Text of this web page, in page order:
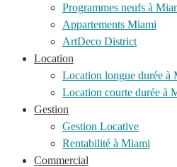
Programmes neufs à
Appartements Miami
ArtDeco District
Location
Location longue durée à
Location courte durée à
Gestion
Gestion Locative
Rentabilité à Miami
Commercial